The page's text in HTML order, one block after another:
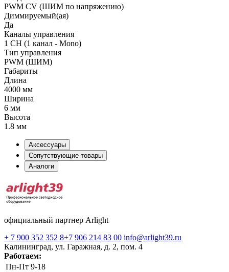
PWM СV (ШИМ по напряжению)
Диммируемый(ая)
Да
Каналы управления
1 CH (1 канал - Mono)
Тип управления
PWM (ШИМ)
Габариты
Длина
4000 мм
Ширина
6 мм
Высота
1.8 мм
Аксессуары
Сопутствующие товары
Аналоги
официальный партнер Arlight
+ 7 900 352 352 8+7 906 214 83 00 info@arlight39.ru
Калининград, ул. Гаражная, д. 2, пом. 4
Работаем:
Пн-Пт 9-18